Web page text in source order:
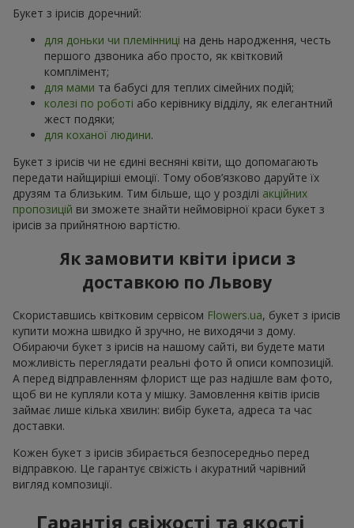
Букет з ірисів доречний:
для доньки чи племінниці на день народження, честь
першого дзвоника або просто, як квітковий
комплімент;
для мами та бабусі для теплих сімейних подій;
колезі по роботі або керівнику відділу, як елегантний
жест подяки;
для коханої людини.
Букет з ірисів чи не єдині весняні квіти, що допомагають
передати найщиріші емоції. Тому обов’язково даруйте їх
друзям та близьким. Тим більше, що у розділі акційних
пропозицій ви зможете знайти неймовірної краси букет з
ірисів за прийнятною вартістю.
Як замовити квіти іриси з
доставкою по Львову
Скориставшись квітковим сервісом Flowers.ua, букет з ірисів
купити можна швидко й зручно, не виходячи з дому.
Обираючи букет з ірисів на нашому сайті, ви будете мати
можливість переглядати реальні фото й описи композицій.
А перед відправленням флорист ще раз надішле вам фото,
щоб ви не купляли кота у мішку. Замовлення квітів ірисів
займає лише кілька хвилин: вибір букета, адреса та час
доставки.
Кожен букет з ірисів збирається безпосередньо перед
відправкою. Це гарантує свіжість і акуратний чарівний
вигляд композиції.
Гарантія свіжості та якості